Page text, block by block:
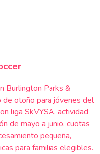
Burlington Parks &
otoño para jóvenes del
liga SkVYSA, actividad
de mayo a junio, cuotas
pequeña,
para familias elegibles.